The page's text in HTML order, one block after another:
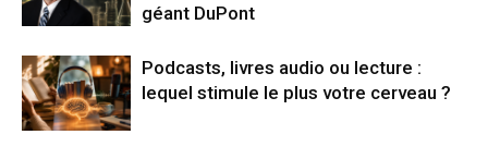
géant DuPont
Podcasts, livres audio ou lecture :
lequel stimule le plus votre cerveau ?